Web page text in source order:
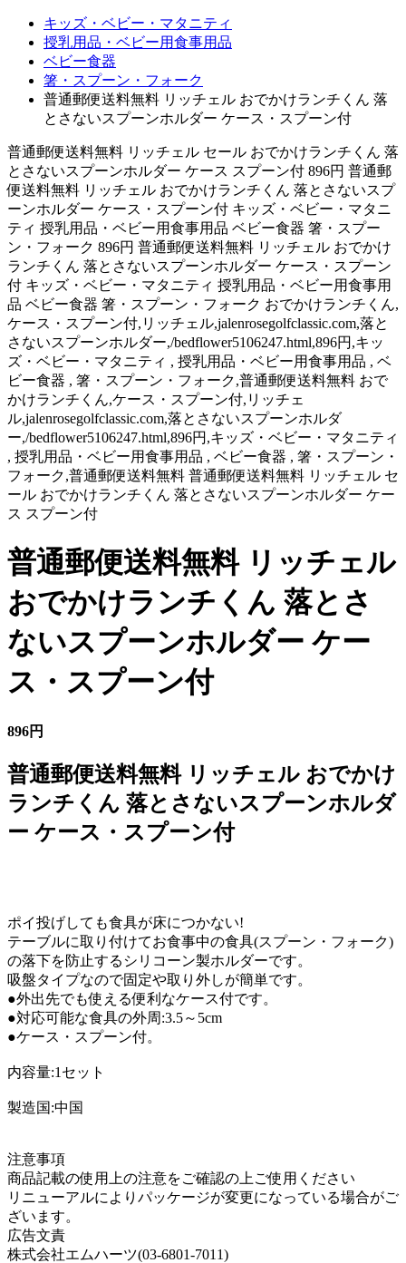
キッズ・ベビー・マタニティ
授乳用品・ベビー用食事用品
ベビー食器
箸・スプーン・フォーク
普通郵便送料無料 リッチェル おでかけランチくん 落
とさないスプーンホルダー ケース・スプーン付
普通郵便送料無料 リッチェル セール おでかけランチくん 落
とさないスプーンホルダー ケース スプーン付 896円 普通郵
便送料無料 リッチェル おでかけランチくん 落とさないスプ
ーンホルダー ケース・スプーン付 キッズ・ベビー・マタニ
ティ 授乳用品・ベビー用食事用品 ベビー食器 箸・スプー
ン・フォーク 896円 普通郵便送料無料 リッチェル おでかけ
ランチくん 落とさないスプーンホルダー ケース・スプーン
付 キッズ・ベビー・マタニティ 授乳用品・ベビー用食事用
品 ベビー食器 箸・スプーン・フォーク おでかけランチくん,
ケース・スプーン付,リッチェル,jalenrosegolfclassic.com,落と
さないスプーンホルダー,/bedflower5106247.html,896円,キッ
ズ・ベビー・マタニティ , 授乳用品・ベビー用食事用品 , ベ
ビー食器 , 箸・スプーン・フォーク,普通郵便送料無料 おで
かけランチくん,ケース・スプーン付,リッチェ
ル,jalenrosegolfclassic.com,落とさないスプーンホルダ
ー,/bedflower5106247.html,896円,キッズ・ベビー・マタニティ
, 授乳用品・ベビー用食事用品 , ベビー食器 , 箸・スプーン・
フォーク,普通郵便送料無料 普通郵便送料無料 リッチェル セ
ール おでかけランチくん 落とさないスプーンホルダー ケー
ス スプーン付
普通郵便送料無料 リッチェル
おでかけランチくん 落とさ
ないスプーンホルダー ケー
ス・スプーン付
896円
普通郵便送料無料 リッチェル おでかけ
ランチくん 落とさないスプーンホルダ
ー ケース・スプーン付
ポイ投げしても食具が床につかない!
テーブルに取り付けてお食事中の食具(スプーン・フォーク)
の落下を防止するシリコーン製ホルダーです。
吸盤タイプなので固定や取り外しが簡単です。
●外出先でも使える便利なケース付です。
●対応可能な食具の外周:3.5～5cm
●ケース・スプーン付。
内容量:1セット
製造国:中国
注意事項
商品記載の使用上の注意をご確認の上ご使用ください
リニューアルによりパッケージが変更になっている場合がご
ざいます。
広告文責
株式会社エムハーツ(03-6801-7011)